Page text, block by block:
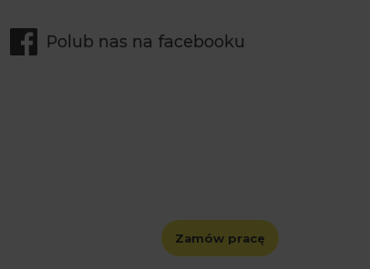
Polub nas na facebooku
Zamów pracę